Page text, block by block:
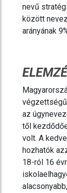
nevű
között
arányának
az
től
volt. A
hozhatók
18-ról 16